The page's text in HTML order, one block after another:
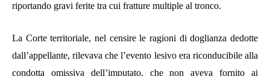
riportando gravi ferite tra cui fratture multiple al tronco.
La Corte territoriale, nel censire le ragioni di doglianza dedotte
dall’appellante, rilevava che l’evento lesivo era riconducibile alla
condotta omissiva dell’imputato, che non aveva fornito ai